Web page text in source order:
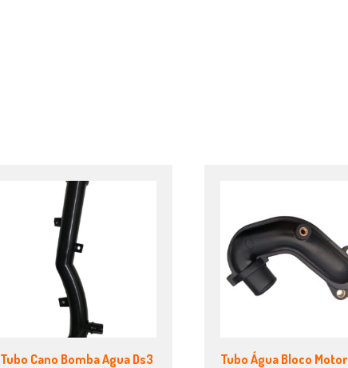
Tubo Cano Bomba Agua Ds3
Tubo Água Bloco Motor